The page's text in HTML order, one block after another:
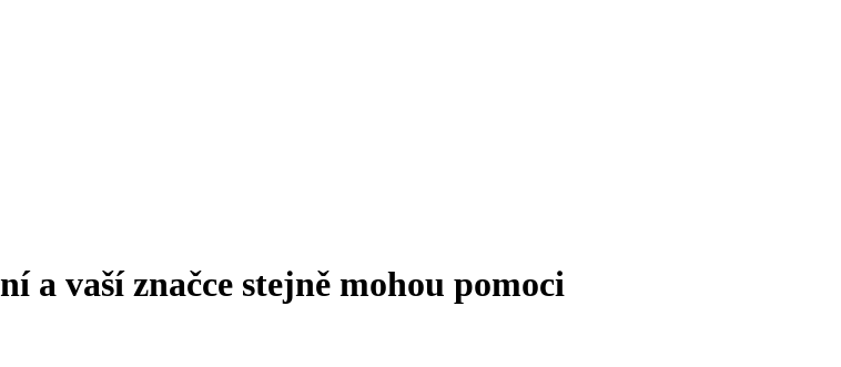
a vaší značce stejně mohou pomoci